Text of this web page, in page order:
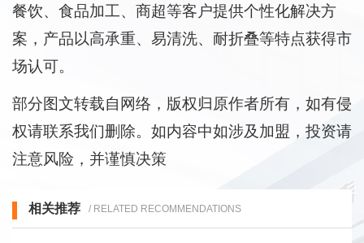
餐饮、食品加工、商超等客户提供个性化解决方
案，产品以高承重、易清洗、耐折叠等特点获得市
场认可。
部分图文转载自网络，版权归原作者所有，如有侵
权请联系我们删除。如内容中如涉及加盟，投资请
注意风险，并谨慎决策
相关推荐 / RELATED RECOMMENDATIONS